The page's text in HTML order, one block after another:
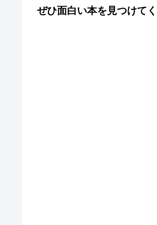
ぜひ面白い本を見つけてく